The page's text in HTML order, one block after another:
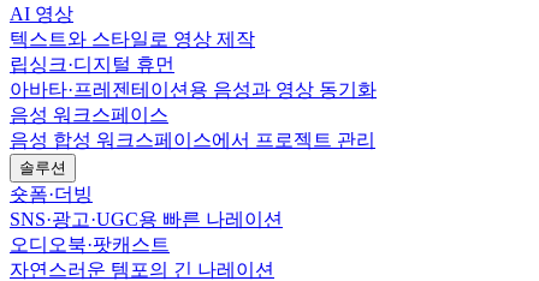
AI 영상
텍스트와 스타일로 영상 제작
립싱크·디지털 휴먼
아바타·프레젠테이션용 음성과 영상 동기화
음성 워크스페이스
음성 합성 워크스페이스에서 프로젝트 관리
솔루션
숏폼·더빙
SNS·광고·UGC용 빠른 나레이션
오디오북·팟캐스트
자연스러운 템포의 긴 나레이션